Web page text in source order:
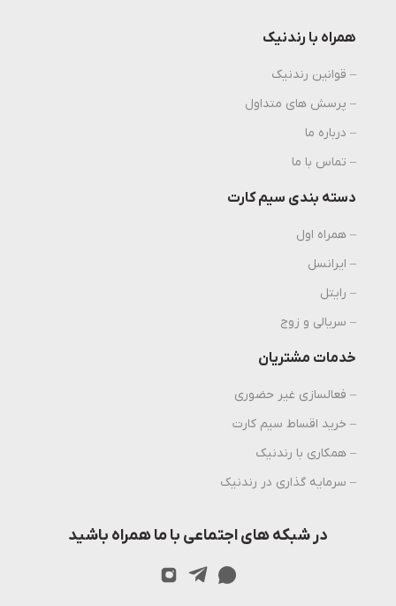
همراه با رندنیک
– قوانین رندنیک
– پرسش های متداول
– درباره ما
– تماس با ما
دسته بندی سیم کارت
– همراه اول
– ایرانسل
– رایتل
– سریالی و زوج
خدمات مشتریان
– فعالسازی غیر حضوری
– خرید اقساط سیم کارت
– همکاری با رندنیک
– سرمایه گذاری در رندنیک
در شبکه های اجتماعی با ما همراه باشید